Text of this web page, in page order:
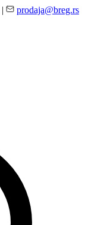
| prodaja@breg.rs